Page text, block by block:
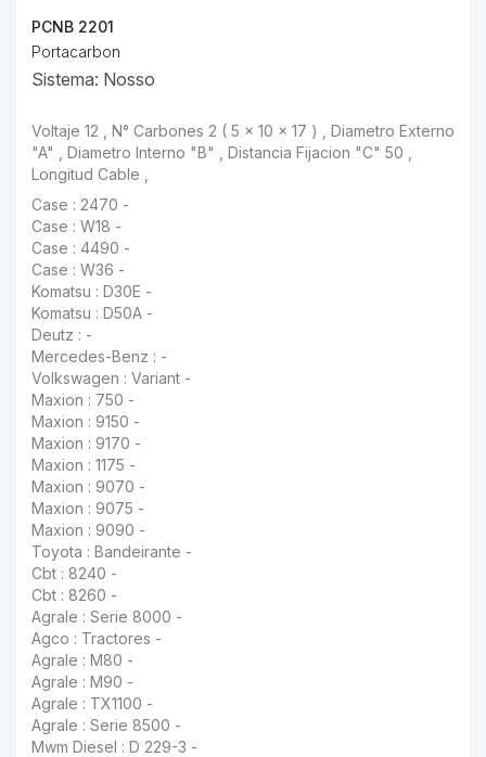
PCNB 2201
Portacarbon
Sistema: Nosso
Voltaje 12 , N° Carbones 2 ( 5 x 10 x 17 ) , Diametro Externo "A" , Diametro Interno "B" , Distancia Fijacion "C" 50 , Longitud Cable ,
Case : 2470 -
Case : W18 -
Case : 4490 -
Case : W36 -
Komatsu : D30E -
Komatsu : D50A -
Deutz : -
Mercedes-Benz : -
Volkswagen : Variant -
Maxion : 750 -
Maxion : 9150 -
Maxion : 9170 -
Maxion : 1175 -
Maxion : 9070 -
Maxion : 9075 -
Maxion : 9090 -
Toyota : Bandeirante -
Cbt : 8240 -
Cbt : 8260 -
Agrale : Serie 8000 -
Agco : Tractores -
Agrale : M80 -
Agrale : M90 -
Agrale : TX1100 -
Agrale : Serie 8500 -
Mwm Diesel : D 229-3 -